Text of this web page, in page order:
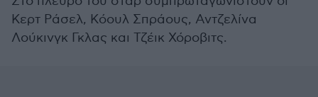
Κερτ Ράσελ, Κόουλ Σπράους, Αντζελίνα
Λούκινγκ Γκλας και Τζέικ Χόροβιτς.